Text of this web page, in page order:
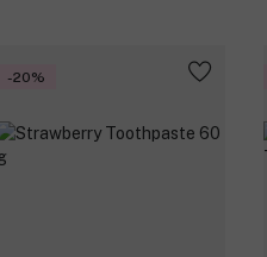
-20%